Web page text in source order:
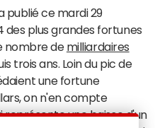
publié ce mardi 29
plus grandes fortunes
nombre de milliardaires
trois ans. Loin du pic de
une fortune
on n'en compte
représente une baisse d'un